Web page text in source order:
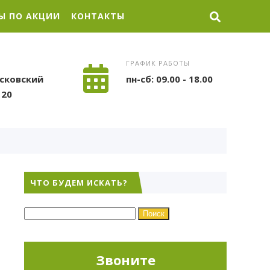
ПО АКЦИИ КОНТАКТЫ
ГРАФИК РАБОТЫ
пн-сб: 09.00 - 18.00
ЧТО БУДЕМ ИСКАТЬ?
Найти:
Звоните